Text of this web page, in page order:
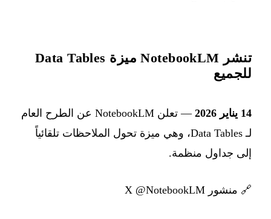
تنشر NotebookLM ميزة Data Tables
للجميع
14 يناير 2026
— تعلن NotebookLM عن الطرح العام
لـ Data Tables، وهي ميزة تحول الملاحظات تلقائياً
إلى جداول منظمة.
🔗 منشور X @NotebookLM